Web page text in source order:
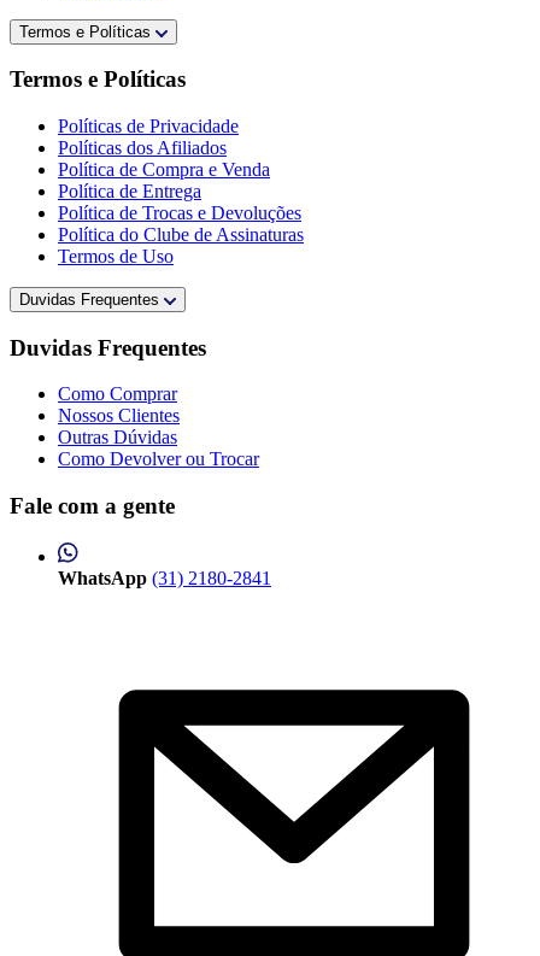
Termos e Políticas
Termos e Políticas
Políticas de Privacidade
Políticas dos Afiliados
Política de Compra e Venda
Política de Entrega
Política de Trocas e Devoluções
Política do Clube de Assinaturas
Termos de Uso
Duvidas Frequentes
Duvidas Frequentes
Como Comprar
Nossos Clientes
Outras Dúvidas
Como Devolver ou Trocar
Fale com a gente
WhatsApp (31) 2180-2841